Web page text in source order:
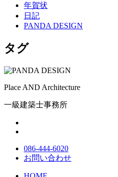
年賀状
日記
PANDA DESIGN
タグ
Place AND Architecture
一級建築士事務所
086-444-6020
お問い合わせ